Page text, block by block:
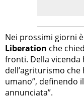
Nei prossimi giorni
Liberation che
fronti. Della
dell’agriturismo
umano”, definendo
annunciata”.